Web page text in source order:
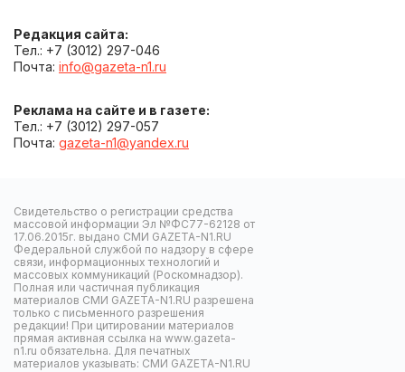
Редакция сайта:
Тел.: +7 (3012) 297-046
Почта: info@gazeta-n1.ru
Реклама на сайте и в газете:
Тел.: +7 (3012) 297-057
Почта: gazeta-n1@yandex.ru
Свидетельство о регистрации средства
массовой информации Эл №ФС77-62128 от
17.06.2015г. выдано СМИ GAZETA-N1.RU
Федеральной службой по надзору в сфере
связи, информационных технологий и
массовых коммуникаций (Роскомнадзор).
Полная или частичная публикация
материалов СМИ GAZETA-N1.RU разрешена
только с письменного разрешения
редакции! При цитировании материалов
прямая активная ссылка на www.gazeta-
n1.ru обязательна. Для печатных
материалов указывать: СМИ GAZETA-N1.RU